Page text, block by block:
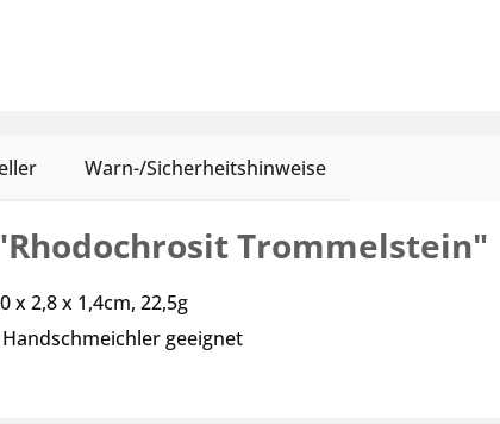
Warn-/Sicherheitshinweise
Trommelstein"
2,8 x 1,4cm, 22,5g
geeignet